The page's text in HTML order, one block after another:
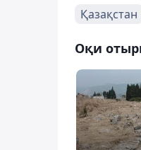
Қазақстан
Оқи